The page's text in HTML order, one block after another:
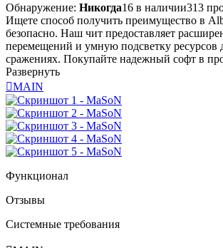
Обнаружение: Никогда16 в наличии313
Ищете способ получить преимущество в
безопасно. Наш чит предоставляет
перемещений и умную подсветку ресурсов
сражениях. Покупайте надежный софт в
Развернуть
MAIN
Функционал
Отзывы
Системные требования